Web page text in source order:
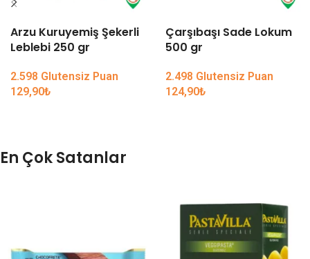
Arzu Kuruyemiş Şekerli
Leblebi 250 gr
2.598 Glutensiz Puan
129,90₺
Çarşıbaşı Sade Lokum
500 gr
2.498 Glutensiz Puan
124,90₺
En Çok Satanlar